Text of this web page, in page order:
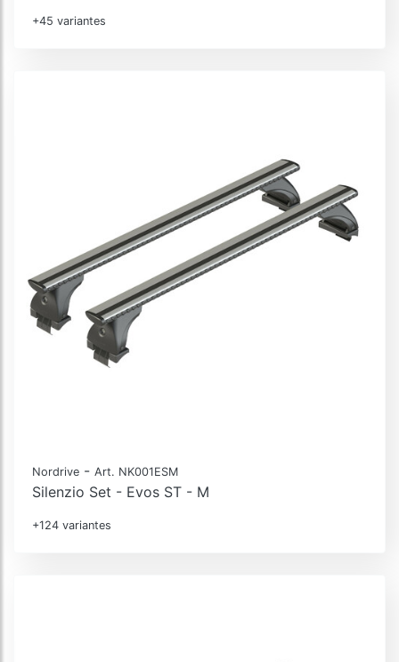
+45 variantes
Nordrive - Art. NK001ESM
Silenzio Set - Evos ST - M
+124 variantes